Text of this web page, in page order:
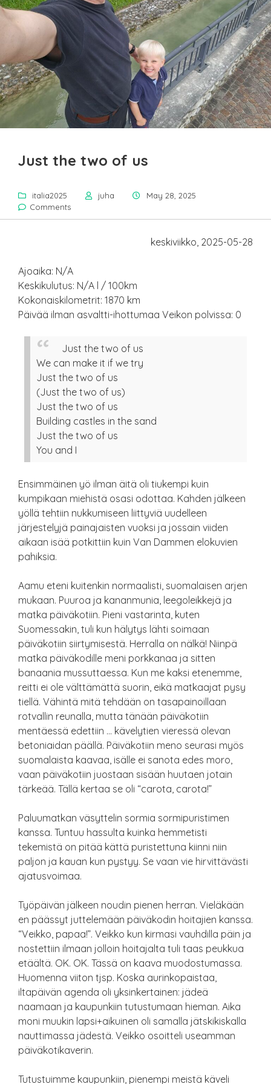
Just the two of us
italia2025 juha
May 28, 2025
Comments
keskiviikko, 2025-05-28
Ajoaika: N/A
Keskikulutus: N/A l / 100km
Kokonaiskilometrit: 1870 km
Päivää ilman asvaltti-ihottumaa Veikon polvissa: 0
Just the two of us
We can make it if we try
Just the two of us
(Just the two of us)
Just the two of us
Building castles in the sand
Just the two of us
You and I
Ensimmäinen yö ilman äitä oli tiukempi kuin
kumpikaan miehistä osasi odottaa. Kahden jälkeen
yöllä tehtiin nukkumiseen liittyviä uudelleen
järjestelyjä painajaisten vuoksi ja jossain viiden
aikaan isää potkittiin kuin Van Dammen elokuvien
pahiksia.
Aamu eteni kuitenkin normaalisti, suomalaisen arjen
mukaan. Puuroa ja kananmunia, leegoleikkejä ja
matka päiväkotiin. Pieni vastarinta, kuten
Suomessakin, tuli kun hälytys lähti soimaan
päiväkotiin siirtymisestä. Herralla on nälkä! Niinpä
matka päiväkodille meni porkkanaa ja sitten
banaania mussuttaessa. Kun me kaksi etenemme,
reitti ei ole välttämättä suorin, eikä matkaajat pysy
tiellä. Vähintä mitä tehdään on tasapainoillaan
rotvallin reunalla, mutta tänään päiväkotiin
mentäessä edettiin … kävelytien vieressä olevan
betoniaidan päällä. Päiväkotiin meno seurasi myös
suomalaista kaavaa, isälle ei sanota edes moro,
vaan päiväkotiin juostaan sisään huutaen jotain
tärkeää. Tällä kertaa se oli “carota, carota!”
Paluumatkan väsyttelin sormia sormipuristimen
kanssa. Tuntuu hassulta kuinka hemmetisti
tekemistä on pitää kättä puristettuna kiinni niin
paljon ja kauan kun pystyy. Se vaan vie hirvittävästi
ajatusvoimaa.
Työpäivän jälkeen noudin pienen herran. Vieläkään
en päässyt juttelemään päiväkodin hoitajien kanssa.
“Veikko, papaa!”. Veikko kun kirmasi vauhdilla päin ja
nostettiin ilmaan jolloin hoitajalta tuli taas peukkua
etäältä. OK. OK. Tässä on kaava muodostumassa.
Huomenna viiton tjsp. Koska aurinkopaistaa,
iltapäivän agenda oli yksinkertainen: jädeä
naamaan ja kaupunkiin tutustumaan hieman. Aika
moni muukin lapsi+aikuinen oli samalla jätskikiskalla
nauttimassa jädestä. Veikko osoitteli useamman
päiväkotikaverin.
Tutustuimme kaupunkiin, pienempi meistä käveli